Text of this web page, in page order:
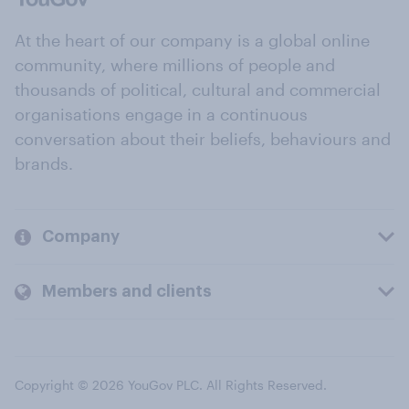
At the heart of our company is a global online
community, where millions of people and
thousands of political, cultural and commercial
organisations engage in a continuous
conversation about their beliefs, behaviours and
brands.
Company
Members and clients
Copyright © 2026 YouGov PLC. All Rights Reserved.